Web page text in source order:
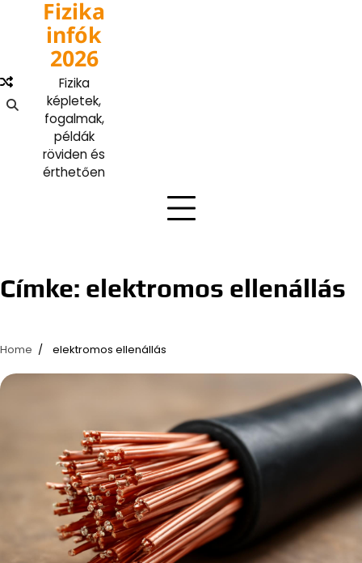
content
Fizika
infók
2026
Fizika
képletek,
fogalmak,
példák
röviden és
érthetően
Címke: elektromos ellenállás
Home elektromos ellenállás